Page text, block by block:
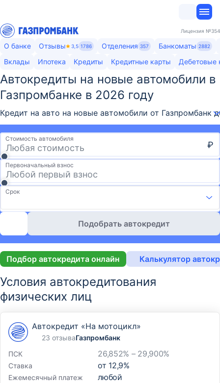
Лицензия №354
О банке Отзывы 3,5 1786 Отделения 357 Банкоматы 2882
Вклады Ипотека Кредиты Кредитные карты Дебетовые
Автокредиты на новые автомобили в
Газпромбанке в 2026 году
Кредит на авто на новые автомобили от
Стоимость автомобиля
₽
Первоначальный взнос
Срок
Подобрать автокредит
Подбор автокредита онлайн Калькулятор
Условия автокредитования
физических лиц
Автокредит «На мотоцикл»
23 отзываГазпромбанк
ПСК
26,852% – 29,900%
Ставка от 12,9%
Ежемесячный платеж любой